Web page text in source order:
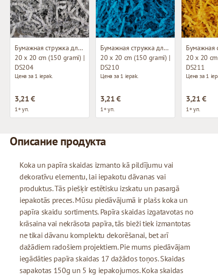
Бумажная стружка для декорирования
20 x 20 cm (150 grami) |
DS204
Цена за 1 iepak.
3,21 €
1+ уп.
Бумажная стружка для декорирования
20 x 20 cm (150 grami) |
DS210
Цена за 1 iepak.
3,21 €
1+ уп.
20 x 20
DS211
Цена за 1
3,21 €
1+ уп.
Описание продукта
Koka un papīra skaidas izmanto kā pildījumu vai
dekoratīvu elementu, lai iepakotu dāvanas vai
produktus. Tās piešķir estētisku izskatu un pasargā
iepakotās preces. Mūsu piedāvājumā ir plašs koka un
papīra skaidu sortiments. Papīra skaidas izgatavotas no
krāsaina vai nekrāsota papīra, tās bieži tiek izmantotas
ne tikai dāvanu komplektu dekorēšanai, bet arī
dažādiem radošiem projektiem. Pie mums piedāvājam
iegādāties papīra skaidas 17 dažādos toņos. Skaidas
sapakotas 150g un 5 kg iepakojumos. Koka skaidas